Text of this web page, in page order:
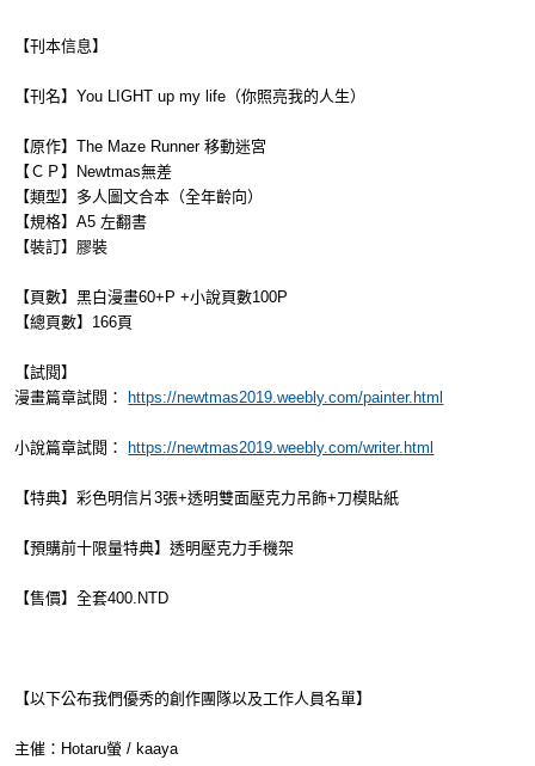
【刊本信息】
【刊名】You LIGHT up my life（你照亮我的人生）
【原作】The Maze Runner 移動迷宮
【ＣＰ】Newtmas無差
【類型】多人圖文合本（全年齡向）
【規格】A5 左翻書
【裝訂】膠裝
【頁數】黑白漫畫60+P +小說頁數100P
【總頁數】166頁
【試閱】
漫畫篇章試閱：
https://newtmas2019.weebly.com/painter.html
小說篇章試閱： https://newtmas2019.weebly.com/writer.html
【特典】彩色明信片3張+透明雙面壓克力吊飾+刀模貼紙
【預購前十限量特典】透明壓克力手機架
【售價】全套400.NTD
【以下公布我們優秀的創作團隊以及工作人員名單】
主催：Hotaru螢 / kaaya